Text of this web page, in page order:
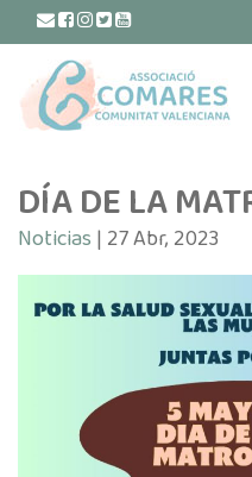
Navegación
DÍA DE LA
Noticias| 27 Abr, 2023